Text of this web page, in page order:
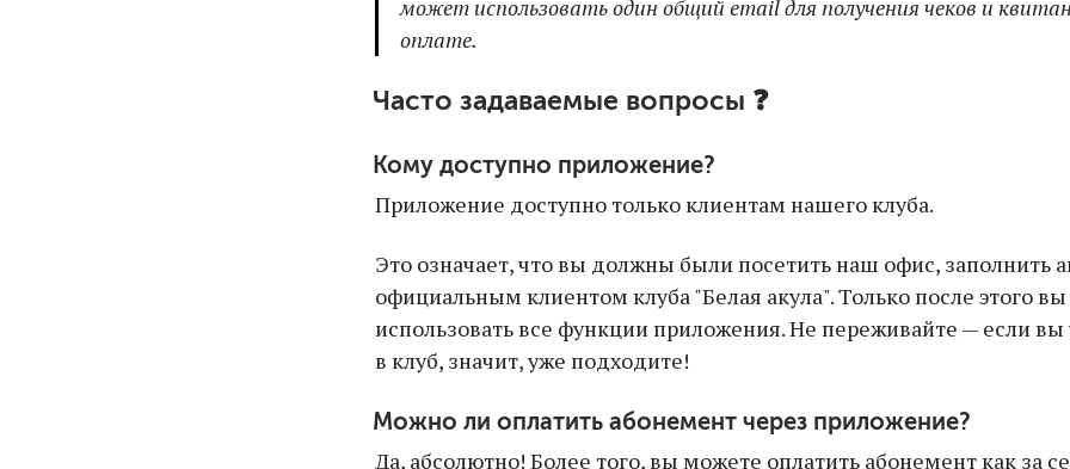
может использовать один общий email для получения чеков и
оплате.
Часто задаваемые вопросы ❓
Кому доступно приложение?
Приложение доступно только клиентам нашего клуба.
Это означает, что вы должны были посетить наш офис, заполнить
официальным клиентом клуба "Белая акула". Только после этого
использовать все функции приложения. Не переживайте — если
в клуб, значит, уже подходите!
Можно ли оплатить абонемент через приложение?
Да, абсолютно! Более того, вы можете оплатить абонемент как за